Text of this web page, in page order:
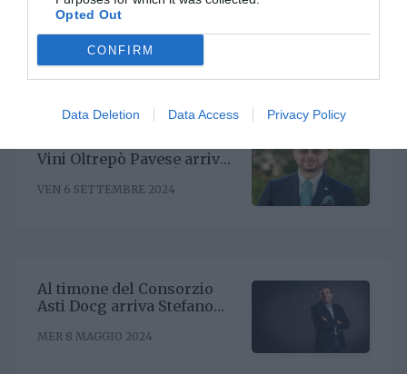
Opted Out
CONFIRM
Data Deletion Data Access Privacy Policy
acquisisce WinesU con
posizionamento negli Stati
Uniti
Vini Oltrepò Pavese arriva
Riccardo Binda
VEN 6 SETTEMBRE 2024
Al timone del Consorzio
Asti Docg arriva Stefano
sinergia associativa e far
MER 8 MAGGIO 2024